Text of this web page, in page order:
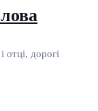
дорогі